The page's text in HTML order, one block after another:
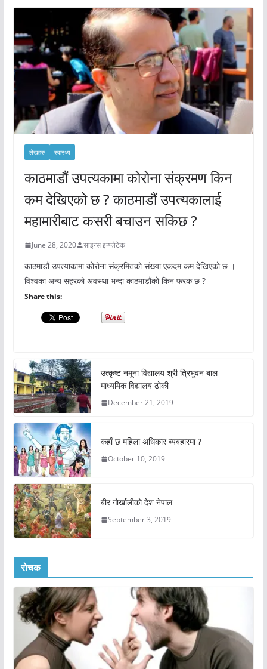
लेखहरु स्वास्थ्य
काठमाडौं उपत्यकामा कोरोना संक्रमण किन
कम देखिएको छ ? काठमाडौं उपत्यकालाई
महामारीबाट कसरी बचाउन सकिछ ?
June 28, 2020 साइन्स इन्फोटेक
काठमाडौं उपत्याकामा कोरोना संक्रमितको संख्या एकदम कम देखिएको छ ।
विश्वका अन्य सहरको अवस्था भन्दा काठमाडौंको किन फरक छ ?
Share this:
उत्कृष्ट नमूना विद्यालय श्री त्रिभुवन बाल
माध्यमिक विद्यालय ढोकी
December 21, 2019
कहाँ छ महिला अधिकार ब्यबहारमा ?
October 10, 2019
बीर गोर्खालीको देश नेपाल
September 3, 2019
रोचक